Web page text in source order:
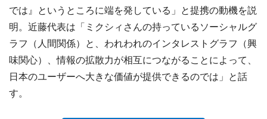
では』というところに端を発している」と提携の動機を説
明。近藤代表は「ミクシィさんの持っているソーシャルグ
ラフ（人間関係）と、われわれのインタレストグラフ（興
味関心）、情報の拡散力が相互につながることによって、
日本のユーザーへ大きな価値が提供できるのでは」と話
す。